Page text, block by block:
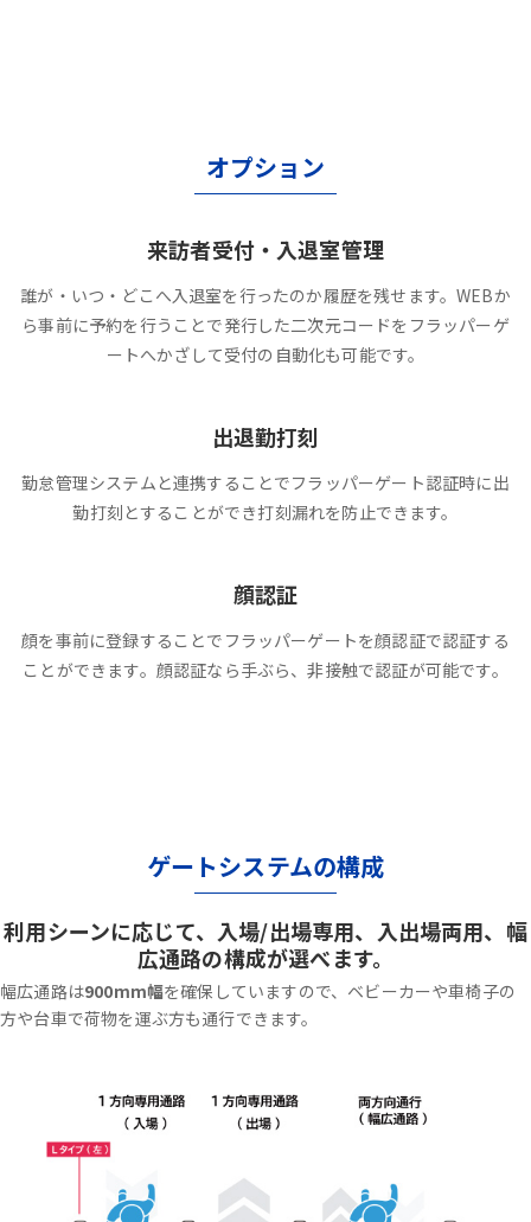
オプション
来訪者受付・入退室管理
誰が・いつ・どこへ入退室を行ったのか履歴を残せます。WEBか
ら事前に予約を行うことで発行した二次元コードをフラッパーゲ
ートへかざして受付の自動化も可能です。
出退勤打刻
勤怠管理システムと連携することでフラッパーゲート認証時に出
勤打刻とすることができ打刻漏れを防止できます。
顔認証
顔を事前に登録することでフラッパーゲートを顔認証で認証する
ことができます。顔認証なら手ぶら、非接触で認証が可能です。
ゲートシステムの構成
利用シーンに応じて、入場/出場専用、入出場両用、幅
広通路の構成が選べます。
幅広通路は900mm幅を確保していますので、ベビーカーや車椅子の
方や台車で荷物を運ぶ方も通行できます。